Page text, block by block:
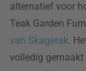
alternatief voor
Teak Garden
van Skagerak.
volledig